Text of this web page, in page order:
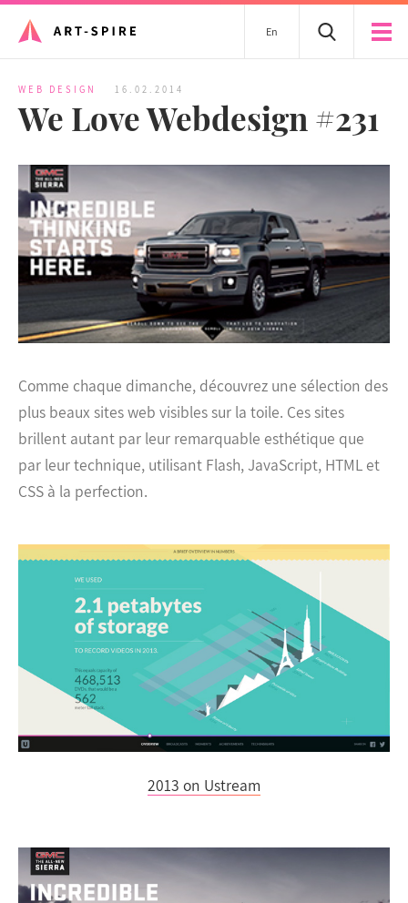
En
WEB DESIGN 16.02.2014
We Love Webdesign #231
Comme chaque dimanche, découvrez une sélection des
plus beaux sites web visibles sur la toile. Ces sites
brillent autant par leur remarquable esthétique que
par leur technique, utilisant Flash, JavaScript, HTML et
CSS à la perfection.
2013 on Ustream